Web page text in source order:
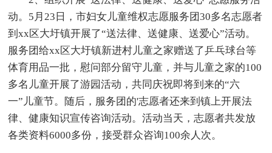
动。5月23日，市妇女儿童维权志愿服务团30多名志愿者
到xx区大圩镇开展了“送法律、送健康、送爱心”活动。
服务团给xx区大圩镇新进村儿童之家赠送了乒乓球台等
体育用品一批，慰问部分留守儿童，并与儿童之家的100
多名儿童开展了游园活动，共同庆祝即将到来的“六
一”儿童节。随后，服务团的'志愿者还来到镇上开展法
律、健康知识宣传咨询活动。活动当天，志愿者共发放
各类资料6000多份，接受群众咨询100余人次。